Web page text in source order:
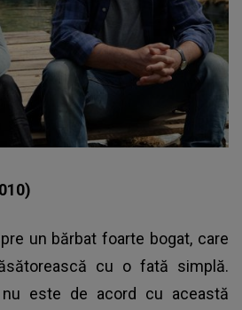
un bărbat foarte bogat, care
cu o fată simplă.
este de acord cu această